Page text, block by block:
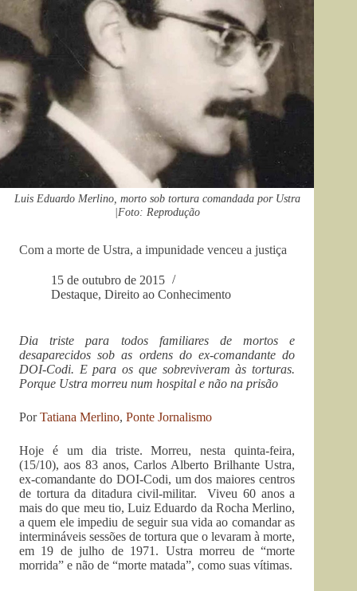
Luis Eduardo Merlino, morto sob tortura comandada por Ustra
|Foto: Reprodução
Com a morte de Ustra, a impunidade venceu a justiça
15 de outubro de 2015
Destaque, Direito ao Conhecimento
Dia triste para todos familiares de mortos e
desaparecidos sob as ordens do ex-comandante do
DOI-Codi. E para os que sobreviveram às torturas.
Porque Ustra morreu num hospital e não na prisão
PorTatiana Merlino, Ponte Jornalismo
Hoje é um dia triste. Morreu, nesta quinta-feira,
(15/10), aos 83 anos, Carlos Alberto Brilhante Ustra,
ex-comandante do DOI-Codi, um dos maiores centros
de tortura da ditadura civil-militar. Viveu 60 anos a
mais do que meu tio, Luiz Eduardo da Rocha Merlino,
a quem ele impediu de seguir sua vida ao comandar as
intermináveis sessões de tortura que o levaram à morte,
em 19 de julho de 1971. Ustra morreu de “morte
morrida” e não de “morte matada”, como suas vítimas.